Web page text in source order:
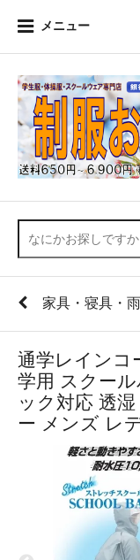
メニュー
家具・寝具・
通学レインコ
学用 スクー
ック対応 透
ー メンズ レ